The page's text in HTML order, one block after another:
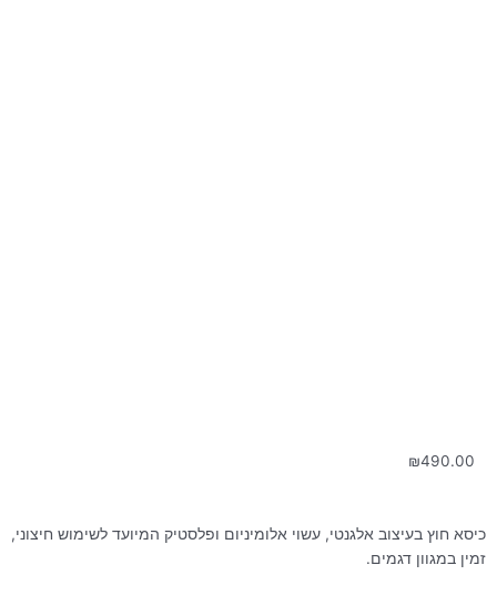
₪490.00
כיסא חוץ בעיצוב אלגנטי, עשוי אלומיניום ופלסטיק המיועד לשימוש חיצוני,
זמין במגוון דגמים.